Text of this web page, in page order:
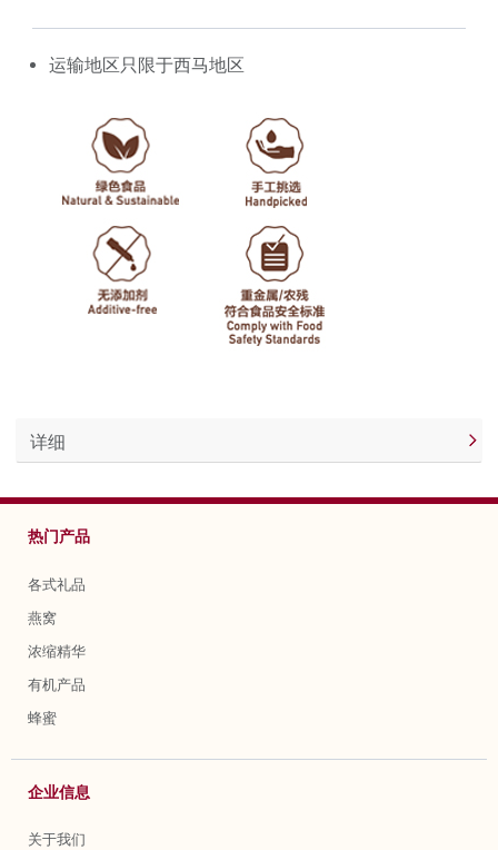
运输地区只限于西马地区
详细
热门产品
各式礼品
燕窝
浓缩精华
有机产品
蜂蜜
企业信息
关于我们